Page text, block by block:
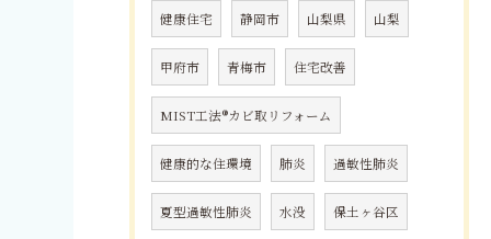
健康住宅 静岡市 山梨県 山梨
甲府市 青梅市 住宅改善
MIST工法®カビ取リフォーム
健康的な住環境 肺炎 過敏性肺炎
夏型過敏性肺炎 水没 保土ヶ谷区